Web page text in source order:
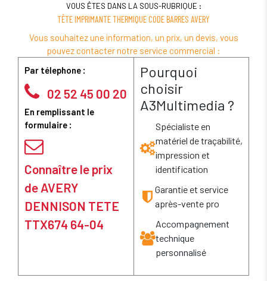
VOUS ÊTES DANS LA SOUS-RUBRIQUE :
TÊTE IMPRIMANTE THERMIQUE CODE BARRES AVERY
Vous souhaitez une information, un prix, un devis, vous
pouvez contacter notre service commercial :
Par télephone :
02 52 45 00 20
En remplissant le
formulaire :
Connaître le prix
de AVERY
DENNISON TETE
TTX674 64-04
Pourquoi
choisir
A3Multimedia ?
Spécialiste en
matériel de traçabilité,
impression et
identification
Garantie et service
après-vente pro
Accompagnement
technique
personnalisé